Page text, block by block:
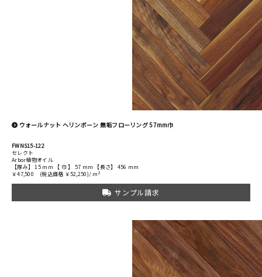
ウォールナット ヘリンボーン 無垢フローリング 57mm巾
FWNS15-122
セレクト
Arbor植物オイル
【厚み】 15 mm 【 巾 】 57 mm 【長さ】 456 mm
￥47,500
(税込価格 ￥52,250)/ m 2
サンプル請求